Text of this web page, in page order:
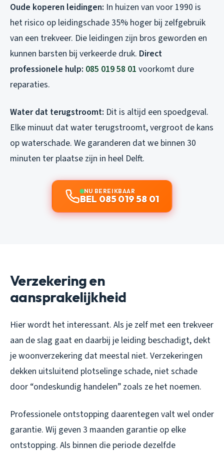
Oude koperen leidingen: In huizen van voor 1990 is
het risico op leidingschade 35% hoger bij zelfgebruik
van een trekveer. Die leidingen zijn bros geworden en
kunnen barsten bij verkeerde druk. Direct
professionele hulp: 085 019 58 01 voorkomt dure
reparaties.
Water dat terugstroomt: Dit is altijd een spoedgeval.
Elke minuut dat water terugstroomt, vergroot de kans
op waterschade. We garanderen dat we binnen 30
minuten ter plaatse zijn in heel Delft.
NU BEREIKBAAR
BEL 085 019 58 01
Verzekering en
aansprakelijkheid
Hier wordt het interessant. Als je zelf met een trekveer
aan de slag gaat en daarbij je leiding beschadigt, dekt
je woonverzekering dat meestal niet. Verzekeringen
dekken uitsluitend plotselinge schade, niet schade
door “ondeskundig handelen” zoals ze het noemen.
Professionele ontstopping daarentegen valt wel onder
garantie. Wij geven 3 maanden garantie op elke
ontstopping. Als binnen die periode dezelfde